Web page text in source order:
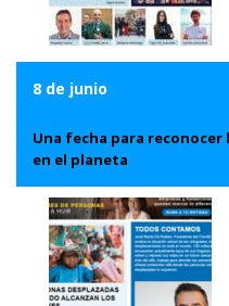
8de junio
Una fecha para
en el planeta